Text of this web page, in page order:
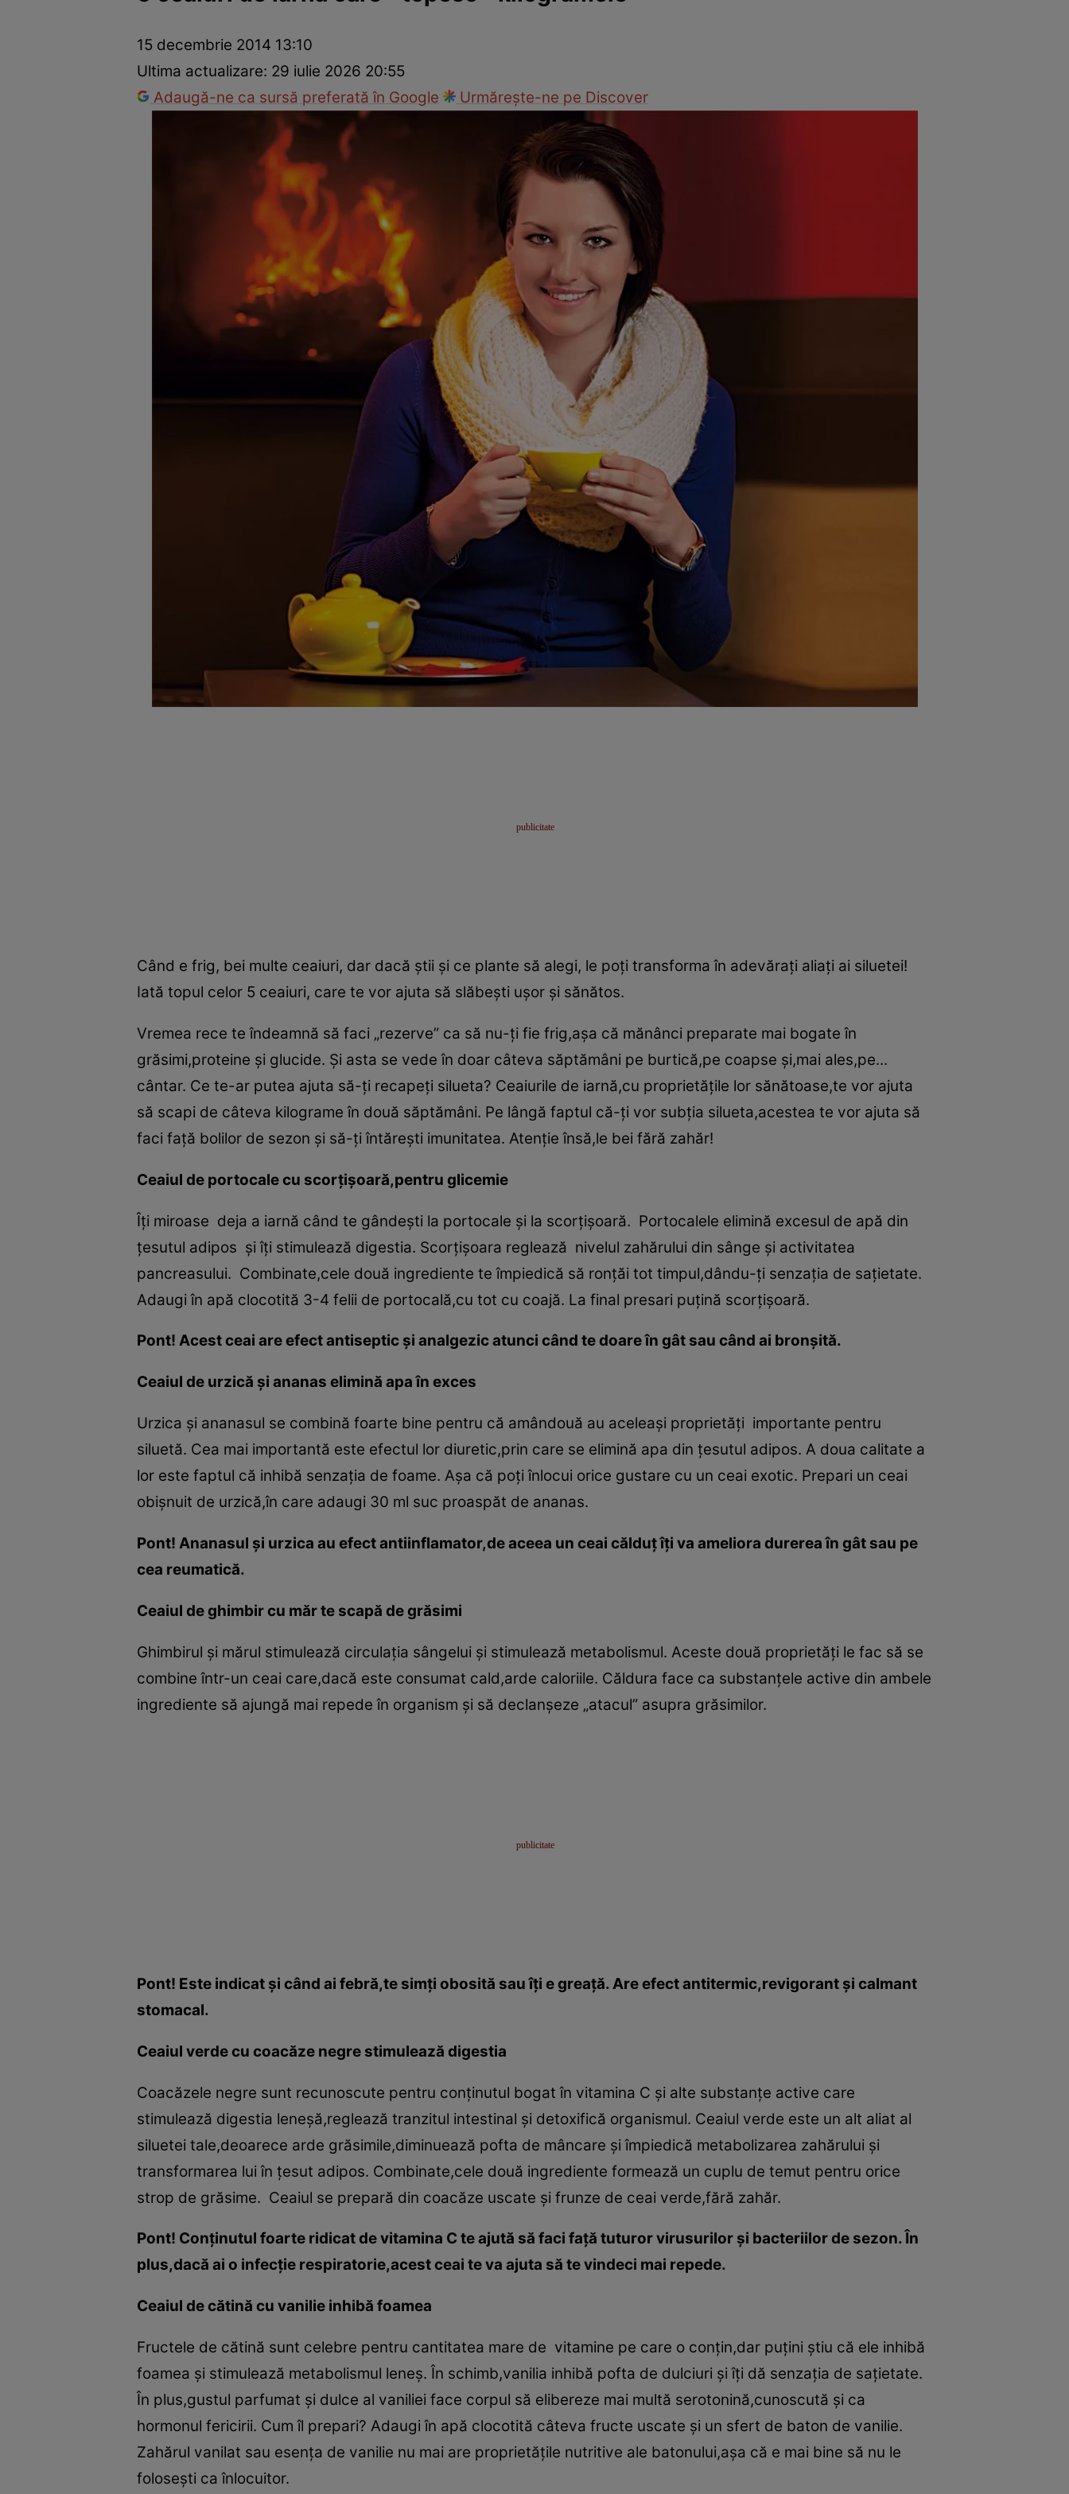
Dezvoltare personalăÎngrijire personalăCasă și grădină
15 decembrie 2014 13:10
Ultima actualizare: 29 iulie 2026 20:55
Adaugă-ne ca sursă preferată în Google
Urmărește-ne pe Discover
Când e frig, bei multe ceaiuri, dar dacă ştii şi ce plante să alegi, le poţi transforma în adevăraţi aliaţi ai siluetei!
Iată topul celor 5 ceaiuri, care te vor ajuta să slăbeşti uşor şi sănătos.
Vremea rece te îndeamnă să faci „rezerve” ca să nu-ţi fie frig,aşa că mănânci preparate mai bogate în
grăsimi,proteine şi glucide. Şi asta se vede în doar câteva săptămâni pe burtică,pe coapse şi,mai ales,pe...
cântar. Ce te-ar putea ajuta să-ţi recapeţi silueta? Ceaiurile de iarnă,cu proprietăţile lor sănătoase,te vor ajuta
să scapi de câteva kilograme în două săptămâni. Pe lângă faptul că-ţi vor subţia silueta,acestea te vor ajuta să
faci faţă bolilor de sezon şi să-ţi întăreşti imunitatea. Atenţie însă,le bei fără zahăr!
Ceaiul de portocale cu scorţişoară,pentru glicemie
Îţi miroase deja a iarnă când te gândeşti la portocale şi la scorţişoară. Portocalele elimină excesul de apă din
ţesutul adipos şi îţi stimulează digestia. Scorţişoara reglează nivelul zahărului din sânge şi activitatea
pancreasului. Combinate,cele două ingrediente te împiedică să ronţăi tot timpul,dându-ţi senzaţia de saţietate.
Adaugi în apă clocotită 3-4 felii de portocală,cu tot cu coajă. La final presari puţină scorţişoară.
Pont! Acest ceai are efect antiseptic şi analgezic atunci când te doare în gât sau când ai bronşită.
Ceaiul de urzică şi ananas elimină apa în exces
Urzica şi ananasul se combină foarte bine pentru că amândouă au aceleaşi proprietăţi importante pentru
siluetă. Cea mai importantă este efectul lor diuretic,prin care se elimină apa din ţesutul adipos. A doua calitate a
lor este faptul că inhibă senzaţia de foame. Aşa că poţi înlocui orice gustare cu un ceai exotic. Prepari un ceai
obişnuit de urzică,în care adaugi 30 ml suc proaspăt de ananas.
Pont! Ananasul şi urzica au efect antiinflamator,de aceea un ceai călduţ îţi va ameliora durerea în gât sau pe
cea reumatică.
Ceaiul de ghimbir cu măr te scapă de grăsimi
Ghimbirul şi mărul stimulează circulaţia sângelui şi stimulează metabolismul. Aceste două proprietăţi le fac să se
combine într-un ceai care,dacă este consumat cald,arde caloriile. Căldura face ca substanţele active din ambele
ingrediente să ajungă mai repede în organism şi să declanşeze „atacul” asupra grăsimilor.
Pont! Este indicat şi când ai febră,te simţi obosită sau îţi e greaţă. Are efect antitermic,revigorant şi calmant
stomacal.
Ceaiul verde cu coacăze negre stimulează digestia
Coacăzele negre sunt recunoscute pentru conţinutul bogat în vitamina C şi alte substanţe active care
stimulează digestia leneşă,reglează tranzitul intestinal şi detoxifică organismul. Ceaiul verde este un alt aliat al
siluetei tale,deoarece arde grăsimile,diminuează pofta de mâncare şi împiedică metabolizarea zahărului şi
transformarea lui în ţesut adipos. Combinate,cele două ingrediente formează un cuplu de temut pentru orice
strop de grăsime. Ceaiul se prepară din coacăze uscate şi frunze de ceai verde,fără zahăr.
Pont! Conţinutul foarte ridicat de vitamina C te ajută să faci faţă tuturor virusurilor şi bacteriilor de sezon. În
plus,dacă ai o infecţie respiratorie,acest ceai te va ajuta să te vindeci mai repede.
Ceaiul de cătină cu vanilie inhibă foamea
Fructele de cătină sunt celebre pentru cantitatea mare de vitamine pe care o conţin,dar puţini ştiu că ele inhibă
foamea şi stimulează metabolismul leneş. În schimb,vanilia inhibă pofta de dulciuri şi îţi dă senzaţia de saţietate.
În plus,gustul parfumat şi dulce al vaniliei face corpul să elibereze mai multă serotonină,cunoscută şi ca
hormonul fericirii. Cum îl prepari? Adaugi în apă clocotită câteva fructe uscate şi un sfert de baton de vanilie.
Zahărul vanilat sau esenţa de vanilie nu mai are proprietăţile nutritive ale batonului,aşa că e mai bine să nu le
foloseşti ca înlocuitor.